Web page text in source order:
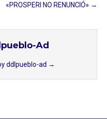
«PROSPERI NO RENUNCIÓ» →
Ad
ddlpueblo-ad →